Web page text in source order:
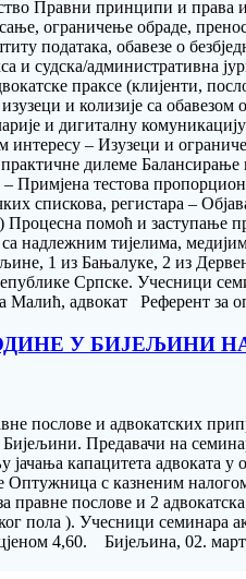
Правни принципи и права
ограничење обраде,
података, обавезе о
судска/административна
праксе (клијенти,
и колизије са
и дигиталну
– Изузеци и
дилеме Балансирање
Примјена тестова
спискова, регистара –
Процесна помоћ и
тијелима,
1 из Бањалуке, 2 из
Српске. Учесници
адвокат Референт за
У БИЈЕЉИНИ
послове и aдвокатских
Предавачи на
капацитета адвоката у
с казненим
послове и 2
). Учесници семинара
4,60. Бијељина, 02.